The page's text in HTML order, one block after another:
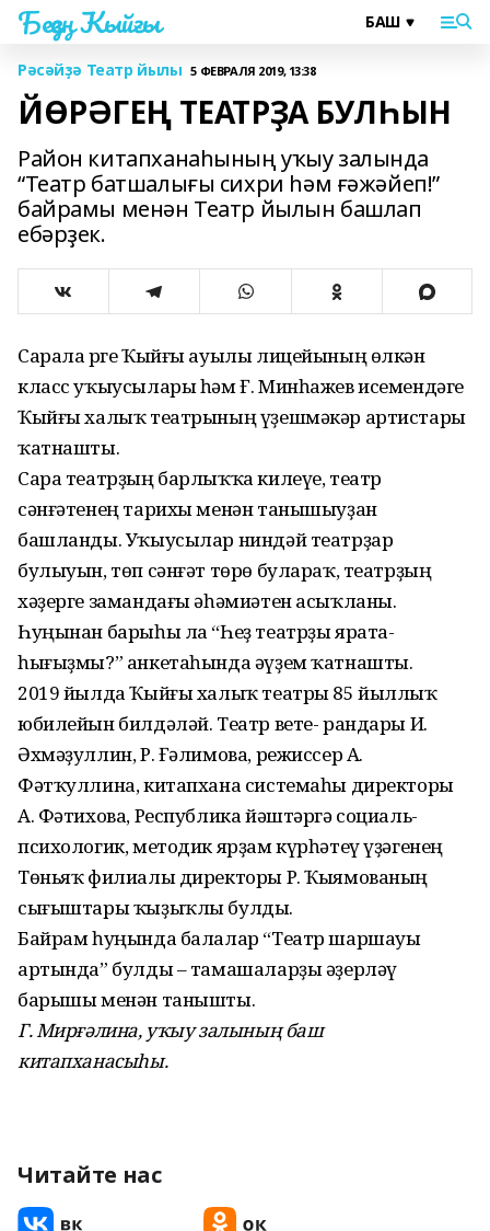
Беҙҙең Ҡыйғы
Рәсәйҙә Театр йылы 5 ФЕВРАЛЯ 2019, 13:38
ЙӨРӘГЕҢ ТЕАТРҘА БУЛҺЫН
Район китапханаһының уҡыу залында
“Театр батшалығы сихри һәм ғәжәйеп!”
байрамы менән Театр йылын башлап
ебәрҙек.
Сарала Үрге Ҡыйғы ауылы лицейының өлкән
класс уҡыусылары һәм Ғ. Минһажев исемендәге
Ҡыйғы халыҡ театрының үҙешмәкәр артистары
ҡатнашты.
Сара театрҙың барлыҡҡа килеүе, театр
сәнғәтенең тарихы менән танышыуҙан
башланды. Уҡыусылар ниндәй театрҙар
булыуын, төп сәнғәт төрө булараҡ, театрҙың
хәҙерге замандағы әһәмиәтен асыҡланы.
Һуңынан барыһы ла “Һеҙ театрҙы ярата-
һығыҙмы?” анкетаһында әүҙем ҡатнашты.
2019 йылда Ҡыйғы халыҡ театры 85 йыллыҡ
юбилейын билдәләй. Театр вете- рандары И.
Әхмәҙуллин, Р. Ғәлимова, режиссер А.
Фәтҡуллина, китапхана системаһы директоры
А. Фәтихова, Республика йәштәргә социаль-
психологик, методик ярҙам күрһәтеү үҙәгенең
Төньяҡ филиалы директоры Р. Ҡыямованың
сығыштары ҡыҙыҡлы булды.
Байрам һуңында балалар “Театр шаршауы
артында” булды – тамашаларҙы әҙерләү
барышы менән танышты.
Г. Мирғәлина, уҡыу залының баш
китапханасыһы.
Читайте нас